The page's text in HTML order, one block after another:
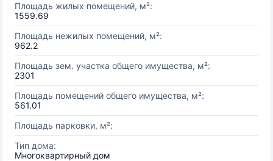
Площадь жилых помещений, м²:
1559.69
Площадь нежилых помещений, м²:
962.2
Площадь зем. участка общего имущества, м²:
2301
Площадь помещений общего имущества, м²:
561.01
Площадь парковки, м²:
Тип дома:
Многоквартирный дом